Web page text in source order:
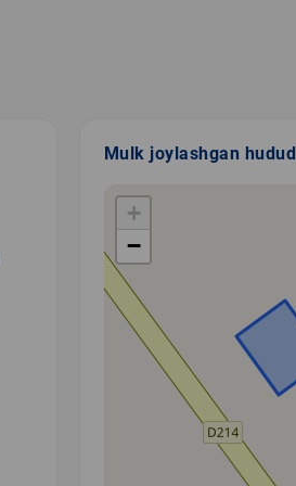
Mulk joylashgan hudud
+
−